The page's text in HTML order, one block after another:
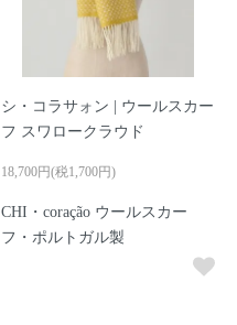
シ・コラサォン | ウールスカー
フ スワロークラウド
18,700円(税1,700円)
CHI・coração ウールスカー
フ・ポルトガル製